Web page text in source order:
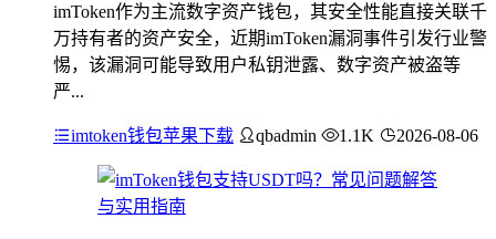
imToken作为主流数字资产钱包，其安全性能直接关联千
万持有者的资产安全，近期imToken漏洞事件引发行业警
惕，该漏洞可能导致用户私钥泄露、数字资产被盗等
严...
imtoken钱包苹果下载 qbadmin 1.1K 2026-08-06